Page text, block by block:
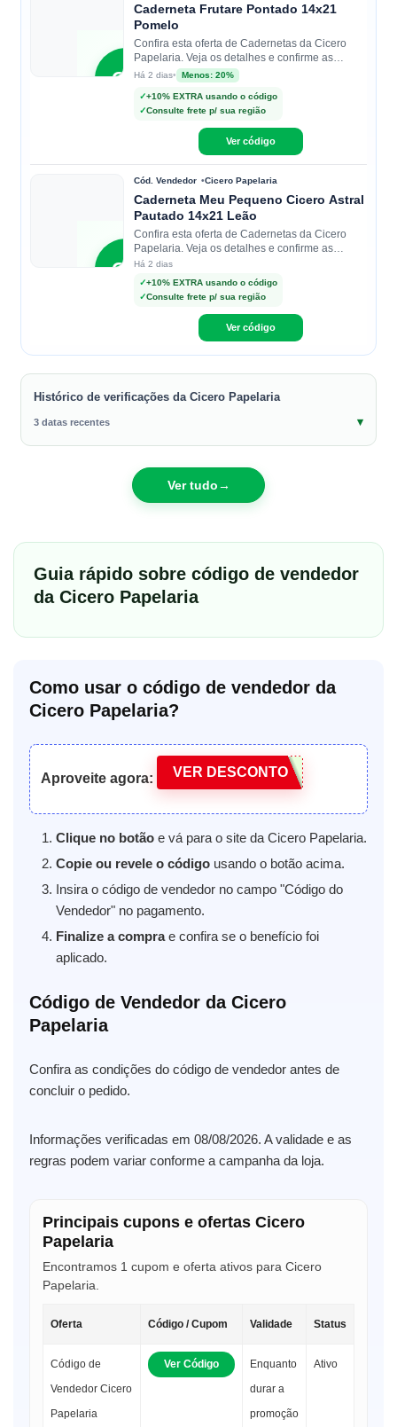
CP
Cicero
Caderneta Frutare Pontado 14x21
Pomelo
Confira esta oferta de Cadernetas da Cicero
Papelaria. Veja os detalhes e confirme as
condições na loja.
Há 2 dias• Menos: 20%
✓+10% EXTRA usando o código
✓Consulte frete p/ sua região
Ver código
CP
Cód. Vendedor Cicero Papelaria
Caderneta Meu Pequeno Cicero Astral
Pautado 14x21 Leão
Confira esta oferta de Cadernetas da Cicero
Papelaria. Veja os detalhes e confirme as
condições na loja.
Há 2 dias
✓+10% EXTRA usando o código
✓Consulte frete p/ sua região
Ver código
Histórico de verificações da Cicero Papelaria
3 datas recentes
Ver tudo→
Guia rápido sobre código de vendedor
da Cicero Papelaria
Como usar o código de vendedor da
Cicero Papelaria?
Aproveite agora: VER DESCONTO
Clique no botão e vá para o site da Cicero Papelaria.
Copie ou revele o código usando o botão acima.
Insira o código de vendedor no campo "Código do
Vendedor" no pagamento.
Finalize a comprae confira se o benefício foi
aplicado.
Código de Vendedor da Cicero
Papelaria
Confira as condições do código de vendedor antes de
concluir o pedido.
Informações verificadas em 08/08/2026. A validade e as
regras podem variar conforme a campanha da loja.
Principais cupons e ofertas Cicero
Papelaria
Encontramos 1 cupom e oferta ativos para Cicero
Papelaria.
Oferta Código / Cupom Validade Status
Código de
Vendedor Cicero
Papelaria
Ver Código
Enquanto
durar a
promoção
Ativo